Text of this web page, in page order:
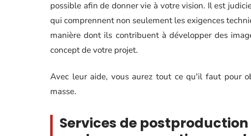
possible afin de donner vie à votre vision. Il est
qui comprennent non seulement les exigences
manière dont ils contribuent à développer des
concept de votre projet.
Avec leur aide, vous aurez tout ce qu'il faut pour
masse.
Services de